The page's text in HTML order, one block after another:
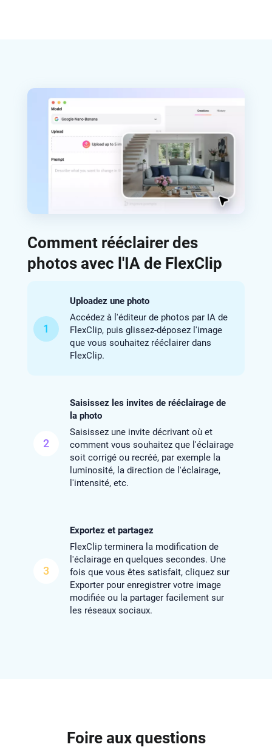
Comment rééclairer des
photos avec l'IA de FlexClip
1
Uploadez une photo
Accédez à l'éditeur de photos par IA de
FlexClip, puis glissez-déposez l'image
que vous souhaitez rééclairer dans
FlexClip.
2
Saisissez les invites de rééclairage de
la photo
Saisissez une invite décrivant où et
comment vous souhaitez que l'éclairage
soit corrigé ou recréé, par exemple la
luminosité, la direction de l'éclairage,
l'intensité, etc.
3
Exportez et partagez
FlexClip terminera la modification de
l'éclairage en quelques secondes. Une
fois que vous êtes satisfait, cliquez sur
Exporter pour enregistrer votre image
modifiée ou la partager facilement sur
les réseaux sociaux.
Foire aux questions